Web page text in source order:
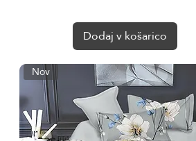
Dodaj v košarico
Nov